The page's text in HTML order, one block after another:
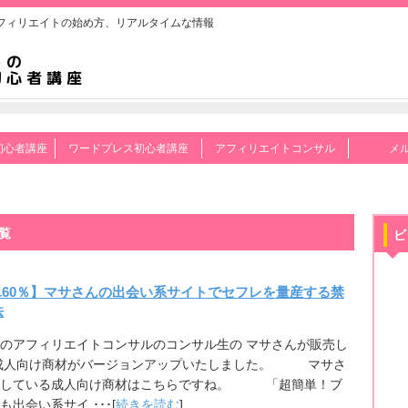
リエイトの始め方、リアルタイムな情報
心者講座 ワードプレス初心者講座 アフィリエイトコンサル メ
60％】マサさんの出会い系サイトでセフレを量産する禁
アフィリエイトコンサルのコンサル生の マサさんが販売し
人向け商材がバージョンアップいたしました。 マサさ
している成人向け商材はこちらですね。 「超簡単！ブ
出会い系サイ ･･･[続きを読む]